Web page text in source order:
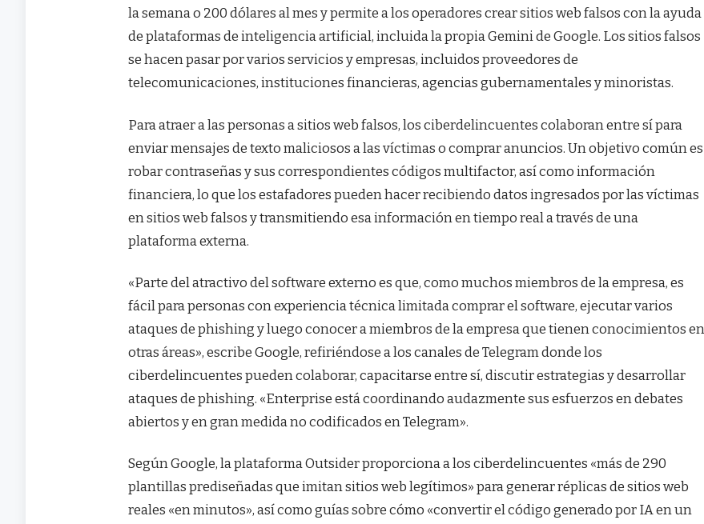
la semana o 200 dólares al mes y permite a los operadores crear sitios web falsos con la ayuda
de plataformas de inteligencia artificial, incluida la propia Gemini de Google. Los sitios falsos
se hacen pasar por varios servicios y empresas, incluidos proveedores de
telecomunicaciones, instituciones financieras, agencias gubernamentales y minoristas.
Para atraer a las personas a sitios web falsos, los ciberdelincuentes colaboran entre sí para
enviar mensajes de texto maliciosos a las víctimas o comprar anuncios. Un objetivo común es
robar contraseñas y sus correspondientes códigos multifactor, así como información
financiera, lo que los estafadores pueden hacer recibiendo datos ingresados ​​por las víctimas
en sitios web falsos y transmitiendo esa información en tiempo real a través de una
plataforma externa.
«Parte del atractivo del software externo es que, como muchos miembros de la empresa, es
fácil para personas con experiencia técnica limitada comprar el software, ejecutar varios
ataques de phishing y luego conocer a miembros de la empresa que tienen conocimientos en
otras áreas», escribe Google, refiriéndose a los canales de Telegram donde los
ciberdelincuentes pueden colaborar, capacitarse entre sí, discutir estrategias y desarrollar
ataques de phishing. «Enterprise está coordinando audazmente sus esfuerzos en debates
abiertos y en gran medida no codificados en Telegram».
Según Google, la plataforma Outsider proporciona a los ciberdelincuentes «más de 290
plantillas prediseñadas que imitan sitios web legítimos» para generar réplicas de sitios web
reales «en minutos», así como guías sobre cómo «convertir el código generado por IA en un